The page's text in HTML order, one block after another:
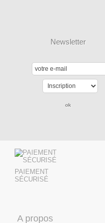
Newsletter
PAIEMENT
SÉCURISÉ
A propos